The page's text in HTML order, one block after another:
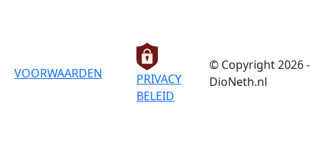
VOORWAARDEN
PRIVACY
BELEID
© Copyright 2026 -
DioNeth.nl